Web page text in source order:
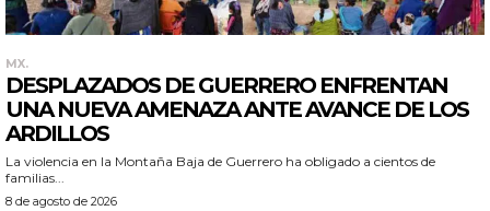
MX.
DESPLAZADOS DE GUERRERO ENFRENTAN
UNA NUEVA AMENAZA ANTE AVANCE DE LOS
ARDILLOS
La violencia en la Montaña Baja de Guerrero ha obligado a cientos de
familias...
8 de agosto de 2026